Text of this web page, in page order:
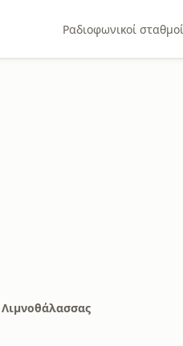
Ραδιοφωνικοί σταθμοί